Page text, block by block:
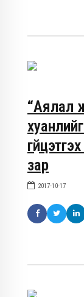
“Аялал
зар
2017-10-17